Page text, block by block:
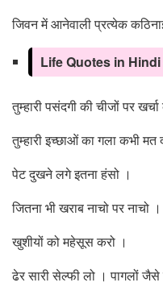
जिवन में आनेवाली प्रत्येक
Life Quotes in Hindi –
तुम्हारी पसंदगी की चीजों पर
तुम्हारी इच्छाओं का गला कभी मत
पेट दुखने लगे इतना हंसो ।
जितना भी खराब नाचो पर नाचो ।
खुशीयों को महेसूस करो ।
ढेर सारी सेल्फी लो । पागलों जैसे